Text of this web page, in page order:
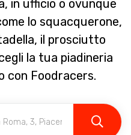
in ufficio o ovunque
lo squacquerone,
il prosciutto
la tua piadineria
con Foodracers.